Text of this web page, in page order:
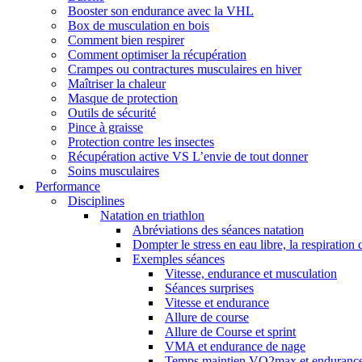
Booster son endurance avec la VHL
Box de musculation en bois
Comment bien respirer
Comment optimiser la récupération
Crampes ou contractures musculaires en hiver
Maîtriser la chaleur
Masque de protection
Outils de sécurité
Pince à graisse
Protection contre les insectes
Récupération active VS L’envie de tout donner
Soins musculaires
Performance
Disciplines
Natation en triathlon
Abréviations des séances natation
Dompter le stress en eau libre, la respiration
Exemples séances
Vitesse, endurance et musculation
Séances surprises
Vitesse et endurance
Allure de course
Allure de Course et sprint
VMA et endurance de nage